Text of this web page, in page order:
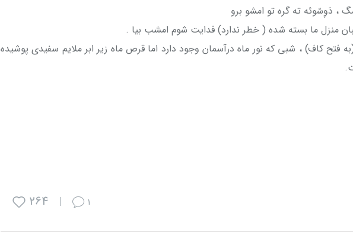
، دَوِسّوئه ته گره تو امشو برو
منزل ما بسته شده ( خطر ندارد) فدایت شوم امشب بیا .
فتح کاف) ، شبی که نور ماه درآسمان وجود دارد اما قرص ماه زیر ابر ملایم سفیدی پوشیده
264 1